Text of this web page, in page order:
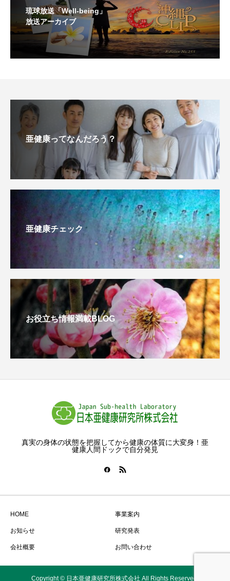
琉球放送「Well-being」
放送アーカイブ
亜健康ってなんだろう？
亜健康チェック
お役立ち情報満載BLOG
真実の身体の状態を把握してから健康の体質に大変身！亜
健康人間ドックで自分発見
HOME 事業案内
お知らせ 研究発表
会社概要 お問い合わせ
Copyright © 日本亜健康研究所株式会社 All Rights Reserved.